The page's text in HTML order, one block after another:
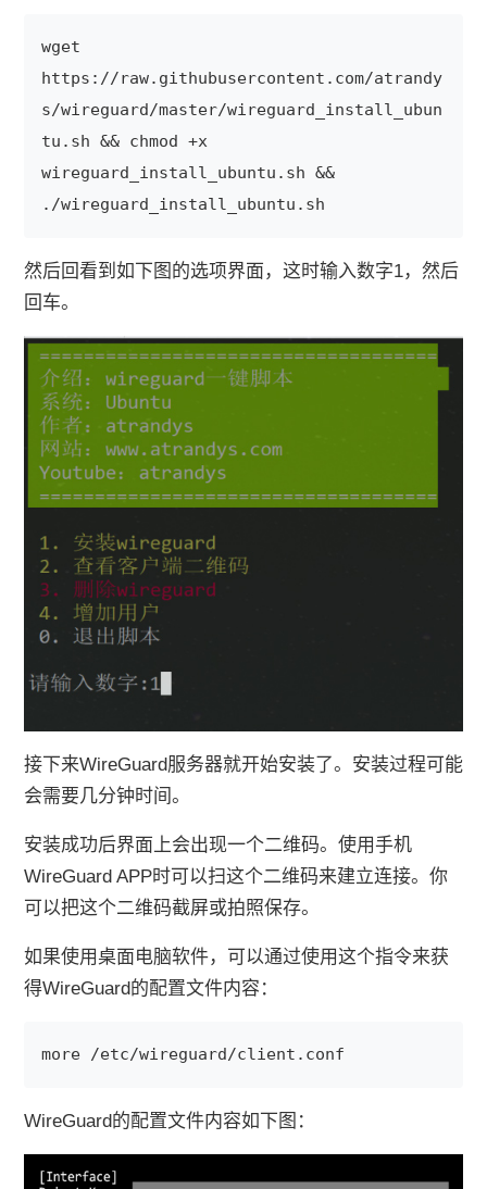
wget
https://raw.githubusercontent.com/atrandy
s/wireguard/master/wireguard_install_ubun
tu.sh && chmod +x
wireguard_install_ubuntu.sh &&
./wireguard_install_ubuntu.sh
然后回看到如下图的选项界面，这时输入数字1，然后
回车。
接下来WireGuard服务器就开始安装了。安装过程可能
会需要几分钟时间。
安装成功后界面上会出现一个二维码。使用手机
WireGuard APP时可以扫这个二维码来建立连接。你
可以把这个二维码截屏或拍照保存。
如果使用桌面电脑软件，可以通过使用这个指令来获
得WireGuard的配置文件内容：
more /etc/wireguard/client.conf
WireGuard的配置文件内容如下图：